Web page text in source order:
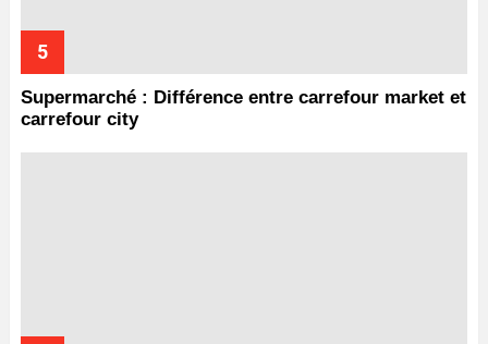
Supermarché : Différence entre carrefour market et
carrefour city